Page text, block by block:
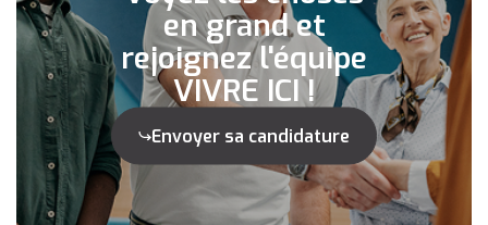
en grand et
rejoignez l'équipe
VIVRE ICI !
Envoyer sa candidature